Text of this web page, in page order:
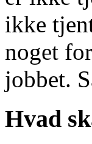
ikke
noget
jobbet.
Hvad